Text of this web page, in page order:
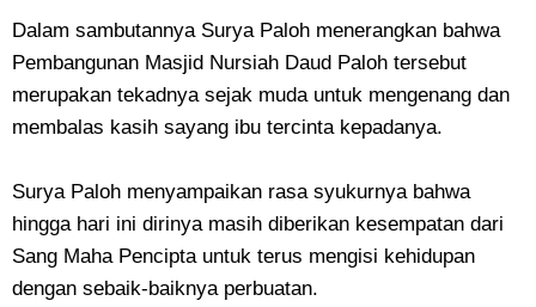
Dalam sambutannya Surya Paloh menerangkan bahwa
Pembangunan Masjid Nursiah Daud Paloh tersebut
merupakan tekadnya sejak muda untuk mengenang dan
membalas kasih sayang ibu tercinta kepadanya.
Surya Paloh menyampaikan rasa syukurnya bahwa
hingga hari ini dirinya masih diberikan kesempatan dari
Sang Maha Pencipta untuk terus mengisi kehidupan
dengan sebaik-baiknya perbuatan.